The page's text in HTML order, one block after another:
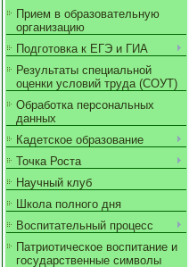
Прием в образовательную
организацию
Подготовка к ЕГЭ и ГИА
Результаты специальной
оценки условий труда (СОУТ)
Обработка персональных
данных
Кадетское образование
Точка Роста
Научный клуб
Школа полного дня
Воспитательный процесс
Патриотическое воспитание и
государственные символы